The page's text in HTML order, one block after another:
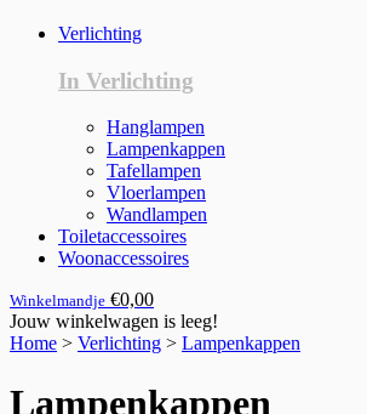
Verlichting
In Verlichting
Hanglampen
Lampenkappen
Tafellampen
Vloerlampen
Wandlampen
Toiletaccessoires
Woonaccessoires
Winkelmandje €0,00
Jouw winkelwagen is leeg!
Home > Verlichting > Lampenkappen
Lampenkappen